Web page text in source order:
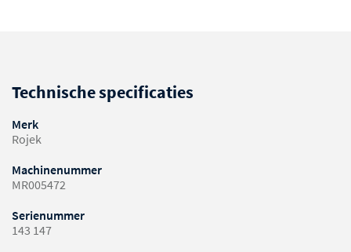
Technische specificaties
Merk
Rojek
Machinenummer
MR005472
Serienummer
143 147